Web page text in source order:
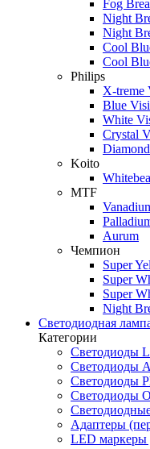
Fog
Night
Night
Cool
Cool
Philips
X-treme
Blue
White
Crystal
Koito
MTF
Aurum
Чемпион
Super
Super
Super
Night
Светодиодная
Категории
Светодиоды
Светодиоды
Светодиоды
Светодиоды
Адаптеры
LED маркеры